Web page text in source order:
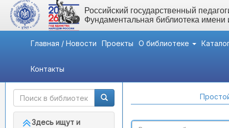
Российский государственный
Фундаментальная библиотека
Главная / Новости Проекты О библиотеке
Контакты
Быстрый доступ
Здесь ищут и